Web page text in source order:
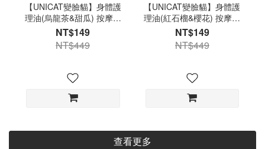
【UNICAT變臉貓】身體護
理油(烏龍茶&甜瓜) 按摩油
Spa手足滋潤 身體按摩 全
身舒緩放鬆 身體油 出清良
品
NT$149
NT$449
【UNICAT變臉貓】身體護
理油(紅石榴&櫻花) 按摩油
Spa手足滋潤 身體按摩 全
身舒緩放鬆 身體油 出清良
品
NT$149
NT$449
查看更多